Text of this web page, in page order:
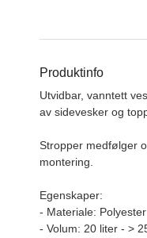
Produktinfo
Utvidbar, vanntett
av sidevesker og
Stropper medfølger
montering.
Egenskaper:
- Materiale: Polyester
- Volum: 20 liter - >